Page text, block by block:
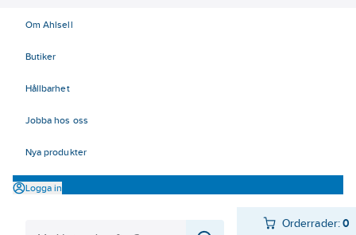
Om Ahlsell
Butiker
Hållbarhet
Jobba hos oss
Nya produkter
Logga in
Orderrader:0